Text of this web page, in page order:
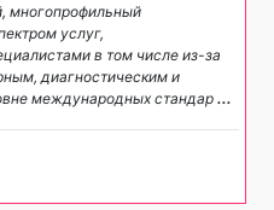
многопрофильный
услуг,
в том числе из-за
диагностическим и
международных стандар ...